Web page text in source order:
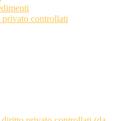
controllati